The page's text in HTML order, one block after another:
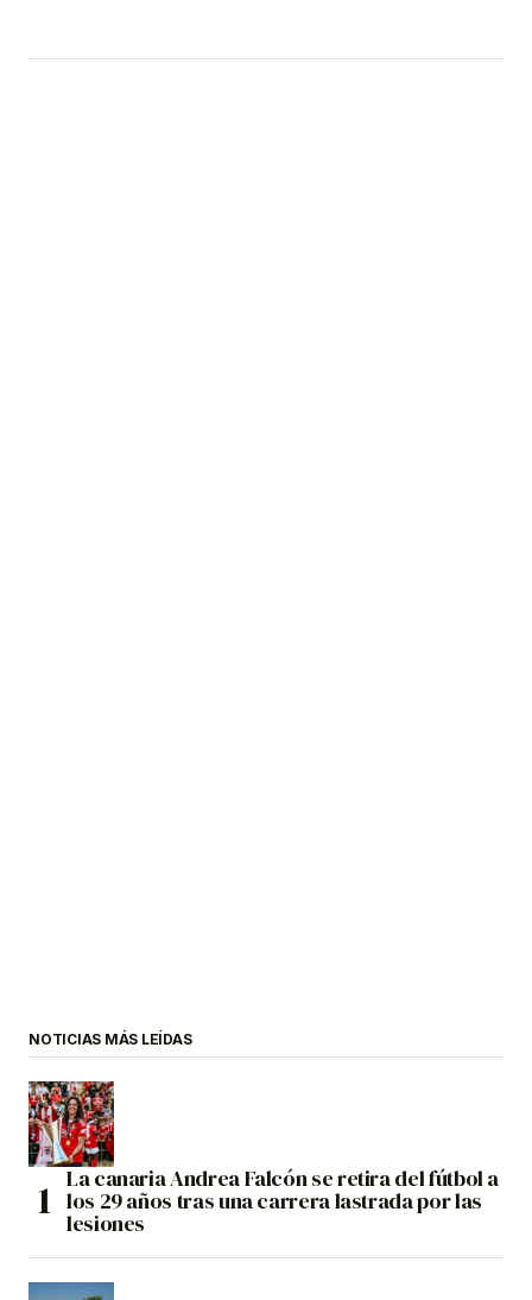
NOTICIAS MÁS LEÍDAS
La canaria Andrea Falcón se retira del fútbol a
los 29 años tras una carrera lastrada por las
lesiones